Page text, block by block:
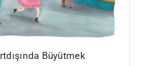
Büyütmek